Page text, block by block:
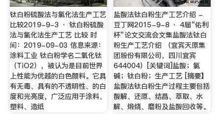
钛白粉硫酸法与氯化法生产工艺
比较2019-9-3 · 钛白粉硫酸
法与氯化法生产工艺 比较 时
间：2019-09-03 信息来源：
涂料工业 钛白粉学名二氧化钛
（TiO2），被认为是目前世界
上性能为优越的白色颜料。它具
有无毒、具有的不透明性、的白
度和光亮度，广泛应用于涂料、
塑料、造纸
盐酸法钛白粉生产工艺介绍 -
豆丁网2015-9-8 · 4届“佑利
杯”论文交流会文集盐酸法钛白
粉生产工艺介绍 （宜宾天原集
团股份有限公司，四川宜宾
644004）[关键词]盐酸；氯
碱；钛白粉；生产工艺 [摘要】
盐酸法钛白粉生产过程主要包括
酸解、还原、结晶、萃取、水
解、煅烧、磨粉及盐酸回收等。